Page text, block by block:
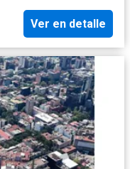
Ver en detalle